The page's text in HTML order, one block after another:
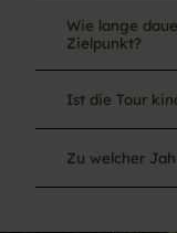
Wie lange
Zielpunkt?
Ist die Tour
Zu welcher